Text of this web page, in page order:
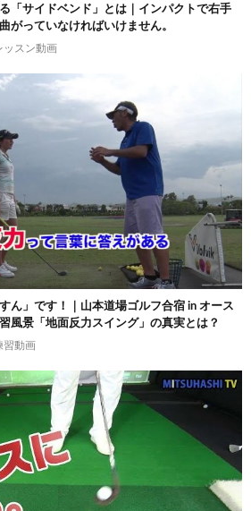
「サイドベンド」とは｜インパクトで右手
がっていなければいけません。
ッスン動画
ん」です！｜山本道場ゴルフ合宿 in オース
風景「地面反力スイング」の真実とは？
習動画